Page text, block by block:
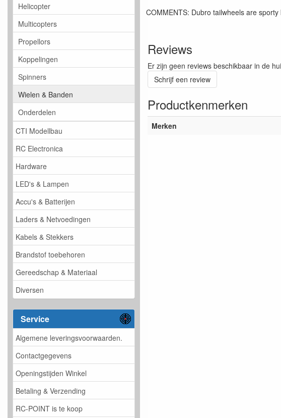
Helicopter
Multicopters
Propellors
Koppelingen
Spinners
Wielen & Banden
Onderdelen
CTI Modellbau
RC Electronica
Hardware
LED's & Lampen
Accu's & Batterijen
Laders & Netvoedingen
Kabels & Stekkers
Brandstof toebehoren
Gereedschap & Materiaal
Diversen
Service
Algemene leveringsvoorwaarden.
Contactgegevens
Openingstijden Winkel
Betaling & Verzending
RC-POINT is te koop
COMMENTS: Dubro tailwheels are
Reviews
Er zijn geen reviews beschikbaar in de
Schrijf een review
Productkenmerken
Merken